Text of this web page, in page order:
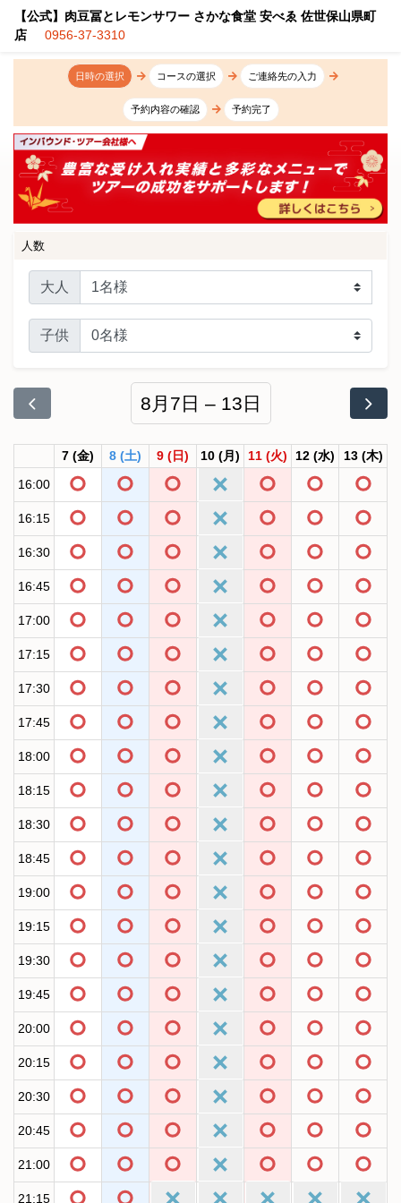
【公式】肉豆冨とレモンサワー さかな食堂 安べゑ 佐世保山県町
店
0956-37-3310
日時の選択 コースの選択 ご連絡先の入力
予約内容の確認 予約完了
人数
大人
子供
8月7日 – 13日
7 (金) 8 (土) 9 (日) 10 (月) 11 (火) 12 (水) 13 (木)
16:00
16:15
16:30
16:45
17:00
17:15
17:30
17:45
18:00
18:15
18:30
18:45
19:00
19:15
19:30
19:45
20:00
20:15
20:30
20:45
21:00
21:15